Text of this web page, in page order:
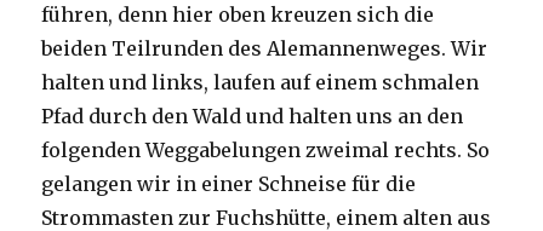
führen, denn hier oben kreuzen sich die
beiden Teilrunden des Alemannenweges. Wir
halten und links, laufen auf einem schmalen
Pfad durch den Wald und halten uns an den
folgenden Weggabelungen zweimal rechts. So
gelangen wir in einer Schneise für die
Strommasten zur Fuchshütte, einem alten aus